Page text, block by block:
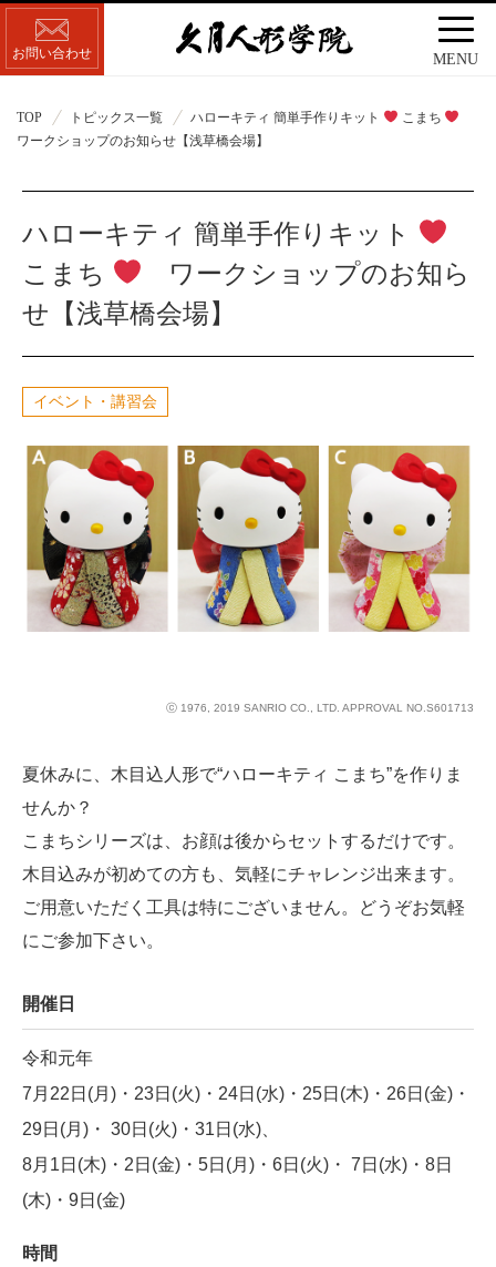
お問い合わせ MENU
TOP トピックス一覧 ハローキティ 簡単手作りキット
こまち
ワークショップのお知らせ【浅草橋会場】
ハローキティ 簡単手作りキット
こまち
ワークショップのお知ら
せ【浅草橋会場】
イベント・講習会
ⓒ 1976, 2019 SANRIO CO., LTD. APPROVAL NO.S601713
夏休みに、木目込人形で“ハローキティ こまち”を作りま
せんか？
こまちシリーズは、お顔は後からセットするだけです。
木目込みが初めての方も、気軽にチャレンジ出来ます。
ご用意いただく工具は特にございません。どうぞお気軽
にご参加下さい。
開催日
令和元年
7月22日(月)・23日(火)・24日(水)・25日(木)・26日(金)・
29日(月)・ 30日(火)・31日(水)、
8月1日(木)・2日(金)・5日(月)・6日(火)・ 7日(水)・8日
(木)・9日(金)
時間